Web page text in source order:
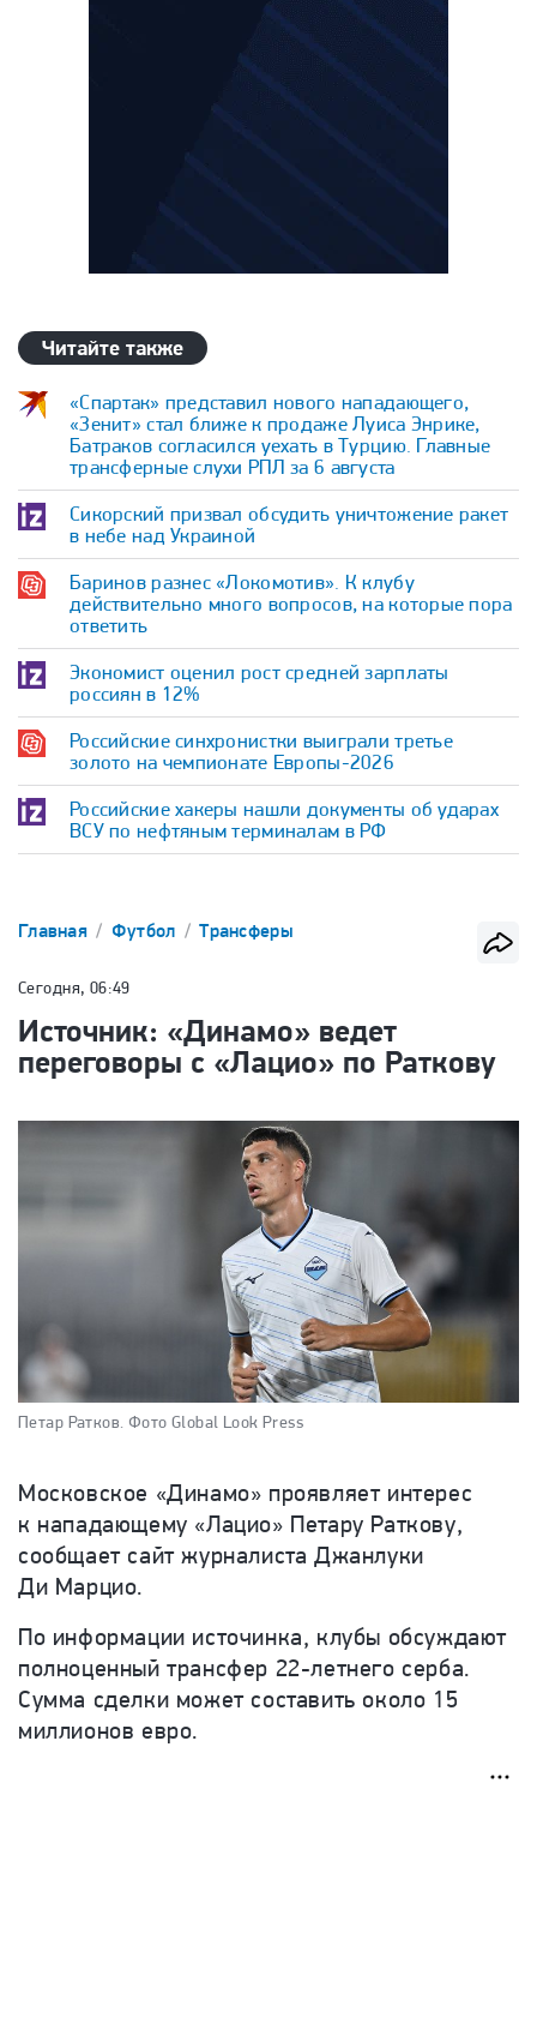
Читайте также
«Спартак» представил нового нападающего,
«Зенит» стал ближе к продаже Луиса Энрике,
Батраков согласился уехать в Турцию. Главные
трансферные слухи РПЛ за 6 августа
Сикорский призвал обсудить уничтожение ракет
в небе над Украиной
Баринов разнес «Локомотив». К клубу
действительно много вопросов, на которые пора
ответить
Экономист оценил рост средней зарплаты
россиян в 12%
Российские синхронистки выиграли третье
золото на чемпионате Европы-2026
Российские хакеры нашли документы об ударах
ВСУ по нефтяным терминалам в РФ
Главная Футбол Трансферы
Сегодня, 06:49
Источник: «Динамо» ведет
переговоры с «Лацио» по Раткову
Петар Ратков. Фото Global Look Press
Московское «Динамо» проявляет интерес
к нападающему «Лацио» Петару Раткову,
сообщает сайт журналиста Джанлуки
Ди Марцио.
По информации источинка, клубы обсуждают
полноценный трансфер 22-летнего серба.
Сумма сделки может составить около 15
миллионов евро.